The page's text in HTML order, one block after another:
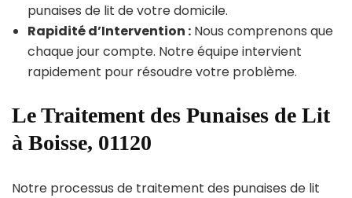
punaises de lit de votre domicile.
Rapidité d’Intervention : Nous comprenons que
chaque jour compte. Notre équipe intervient
rapidement pour résoudre votre problème.
Le Traitement des Punaises de Lit
à Boisse, 01120
Notre processus de traitement des punaises de lit